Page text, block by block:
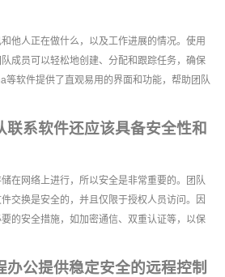
他人正在做什么，以及工作进展的情况。使用
成员可以轻松地创建、分配和跟踪任务，确保
等软件提供了直观易用的界面和功能，帮助团队
联系软件还应该具备安全性和
在网络上进行，所以安全是非常重要的。团队
交换是安全的，并且仅限于授权人员访问。因
的安全措施，如加密通信、双重认证等，以保
公提供稳定安全的远程控制